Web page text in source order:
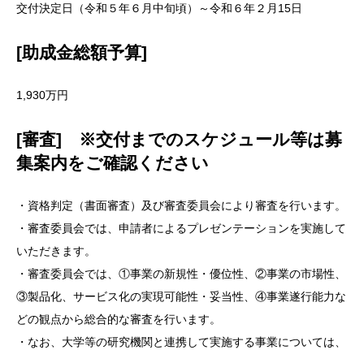
交付決定日（令和５年６月中旬頃）～令和６年２月15日
[助成金総額予算]
1,930万円
[審査] ※交付までのスケジュール等は募
集案内をご確認ください
・資格判定（書面審査）及び審査委員会により審査を行います。
・審査委員会では、申請者によるプレゼンテーションを実施して
いただきます。
・審査委員会では、①事業の新規性・優位性、②事業の市場性、
③製品化、サービス化の実現可能性・妥当性、④事業遂行能力な
どの観点から総合的な審査を行います。
・なお、大学等の研究機関と連携して実施する事業については、